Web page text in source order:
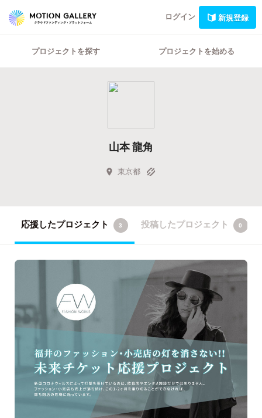
ログイン 新規登録
プロジェクトを探す プロジェクトを始める
山本 龍角
東京都
応援したプロジェクト 3 投稿したプロジェクト 0